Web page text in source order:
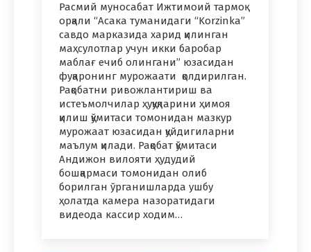
Расмий муносабат Ижтимоий тармоқ
орқали “Асака туманидаги “Korzinka”
савдо марказида харид қилинган
маҳсулотлар учун икки баробар
маблағ ечиб олингани” юзасидан
фуқаронинг мурожаати қолдирилган.
Рақобатни ривожлантириш ва
истеъмолчилар ҳуқуқларини ҳимоя
қилиш қўмитаси томонидан мазкур
мурожаат юзасидан қуйдигиларни
маълум қилади. Рақобат қўмитаси
Андижон вилояти ҳудудий
бошқармаси томонидан олиб
борилган ўрганишларда ушбу
ҳолатда камера назоратидаги
видеода кассир ходим…